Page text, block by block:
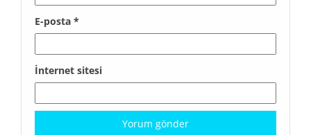
E-posta *
İnternet sitesi